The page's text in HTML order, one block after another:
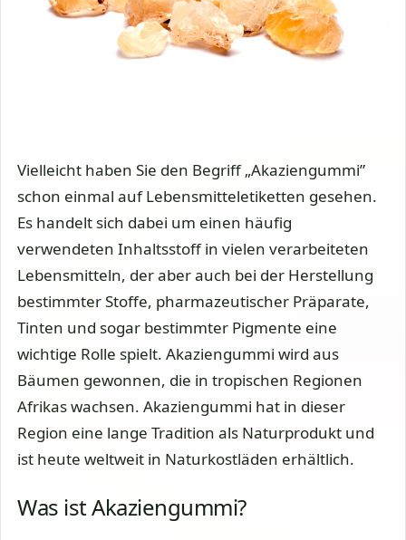
Vielleicht haben Sie den Begriff „Akaziengummi”
schon einmal auf Lebensmitteletiketten gesehen.
Es handelt sich dabei um einen häufig
verwendeten Inhaltsstoff in vielen verarbeiteten
Lebensmitteln, der aber auch bei der Herstellung
bestimmter Stoffe, pharmazeutischer Präparate,
Tinten und sogar bestimmter Pigmente eine
wichtige Rolle spielt. Akaziengummi wird aus
Bäumen gewonnen, die in tropischen Regionen
Afrikas wachsen. Akaziengummi hat in dieser
Region eine lange Tradition als Naturprodukt und
ist heute weltweit in Naturkostläden erhältlich.
Was ist Akaziengummi?